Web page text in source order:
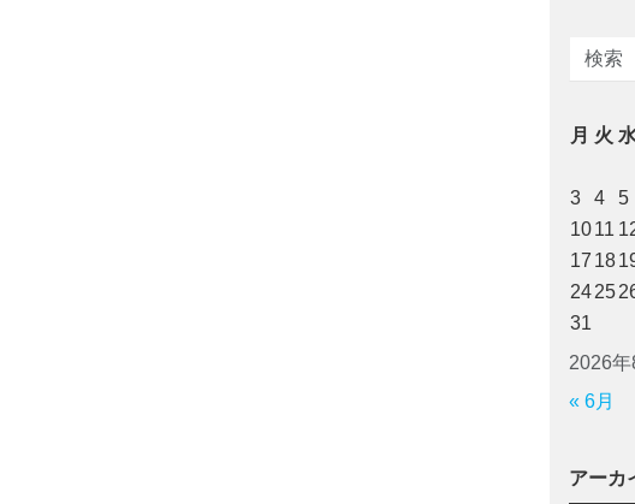
2026年
月 火
3
4 5
1011
17 18
2425
31
« 6月
アーカ